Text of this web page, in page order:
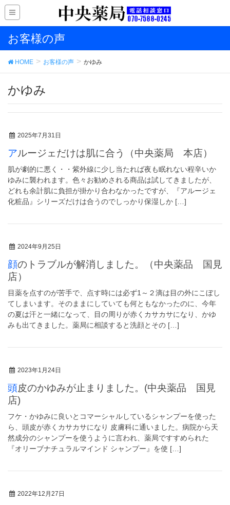
お客様の声
HOME お客様の声 かゆみ
かゆみ
2025年7月31日
アルージェだけは肌に合う（中央薬局 本店）
肌が劇的に悪く・・紫外線に少し当たれば夜も眠れない程辛いか
ゆみに襲われます。色々お勧めされる商品は試してきましたが、
どれも余計肌に負担が掛かり合わなかったですが、『アルージェ
化粧品』シリーズだけは合うのでしっかり保湿しか […]
2024年9月25日
顔のトラブルが解消しました。（中央薬品 国見
店）
目薬を点すのが苦手で、点す時には必ず1～２滴は目の外にこぼし
てしまいます。そのままにしていても何ともなかったのに、今年
の夏は汗と一緒になって、目の周りが赤くカサカサになり、かゆ
みも出てきました。薬局に相談すると洗顔とその […]
2023年1月24日
頭皮のかゆみが止まりました。(中央薬品 国見
店)
フケ・かゆみに良いとコマーシャルしているシャンプーを使った
ら、頭皮が赤くカサカサになり 皮膚科に通いました。病院から天
然成分のシャンプーを使うように言われ、薬局ですすめられた
『オリーブナチュラルマインド シャンプー』を使 […]
2022年12月27日